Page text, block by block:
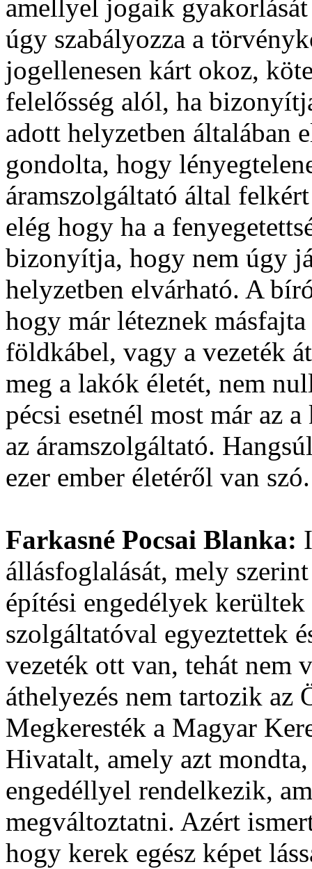
amellyel jogaik
úgy szabályozza a
jogellenesen kárt okoz,
felelősség alól, ha
adott helyzetben általában
gondolta, hogy
áramszolgáltató által
elég hogy ha a
bizonyítja, hogy nem úgy
helyzetben elvárható. A
hogy már léteznek
földkábel, vagy a vezeték
meg a lakók életét, nem
pécsi esetnél most már az
az áramszolgáltató.
ezer ember életéről van szó.
Farkasné Pocsai Blanka:
állásfoglalását, mely
építési engedélyek
szolgáltatóval egyeztettek
vezeték ott van, tehát nem
áthelyezés nem tartozik az
Megkeresték a Magyar
Hivatalt, amely azt
engedéllyel rendelkezik,
megváltoztatni. Azért
hogy kerek egész képet